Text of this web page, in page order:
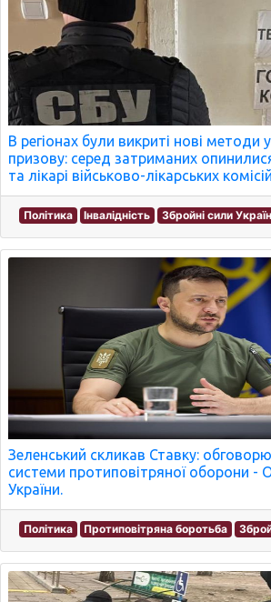
В регіонах були викриті нові методи
призову: серед затриманих
та лікарі військово-лікарських
Політика Інвалідність Збройні сили
Зеленський скликав Ставку:
системи протиповітряної оборони -
України.
Політика Протиповітряна боротьба